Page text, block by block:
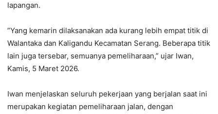
lapangan.
‎”Yang kemarin dilaksanakan ada kurang lebih empat titik di
Walantaka dan Kaligandu Kecamatan Serang. Beberapa titik
lain juga tersebar, semuanya pemeliharaan,” ujar Iwan,
Kamis, 5 Maret 2026.
‎Iwan menjelaskan seluruh pekerjaan yang berjalan saat ini
merupakan kegiatan pemeliharaan jalan, dengan